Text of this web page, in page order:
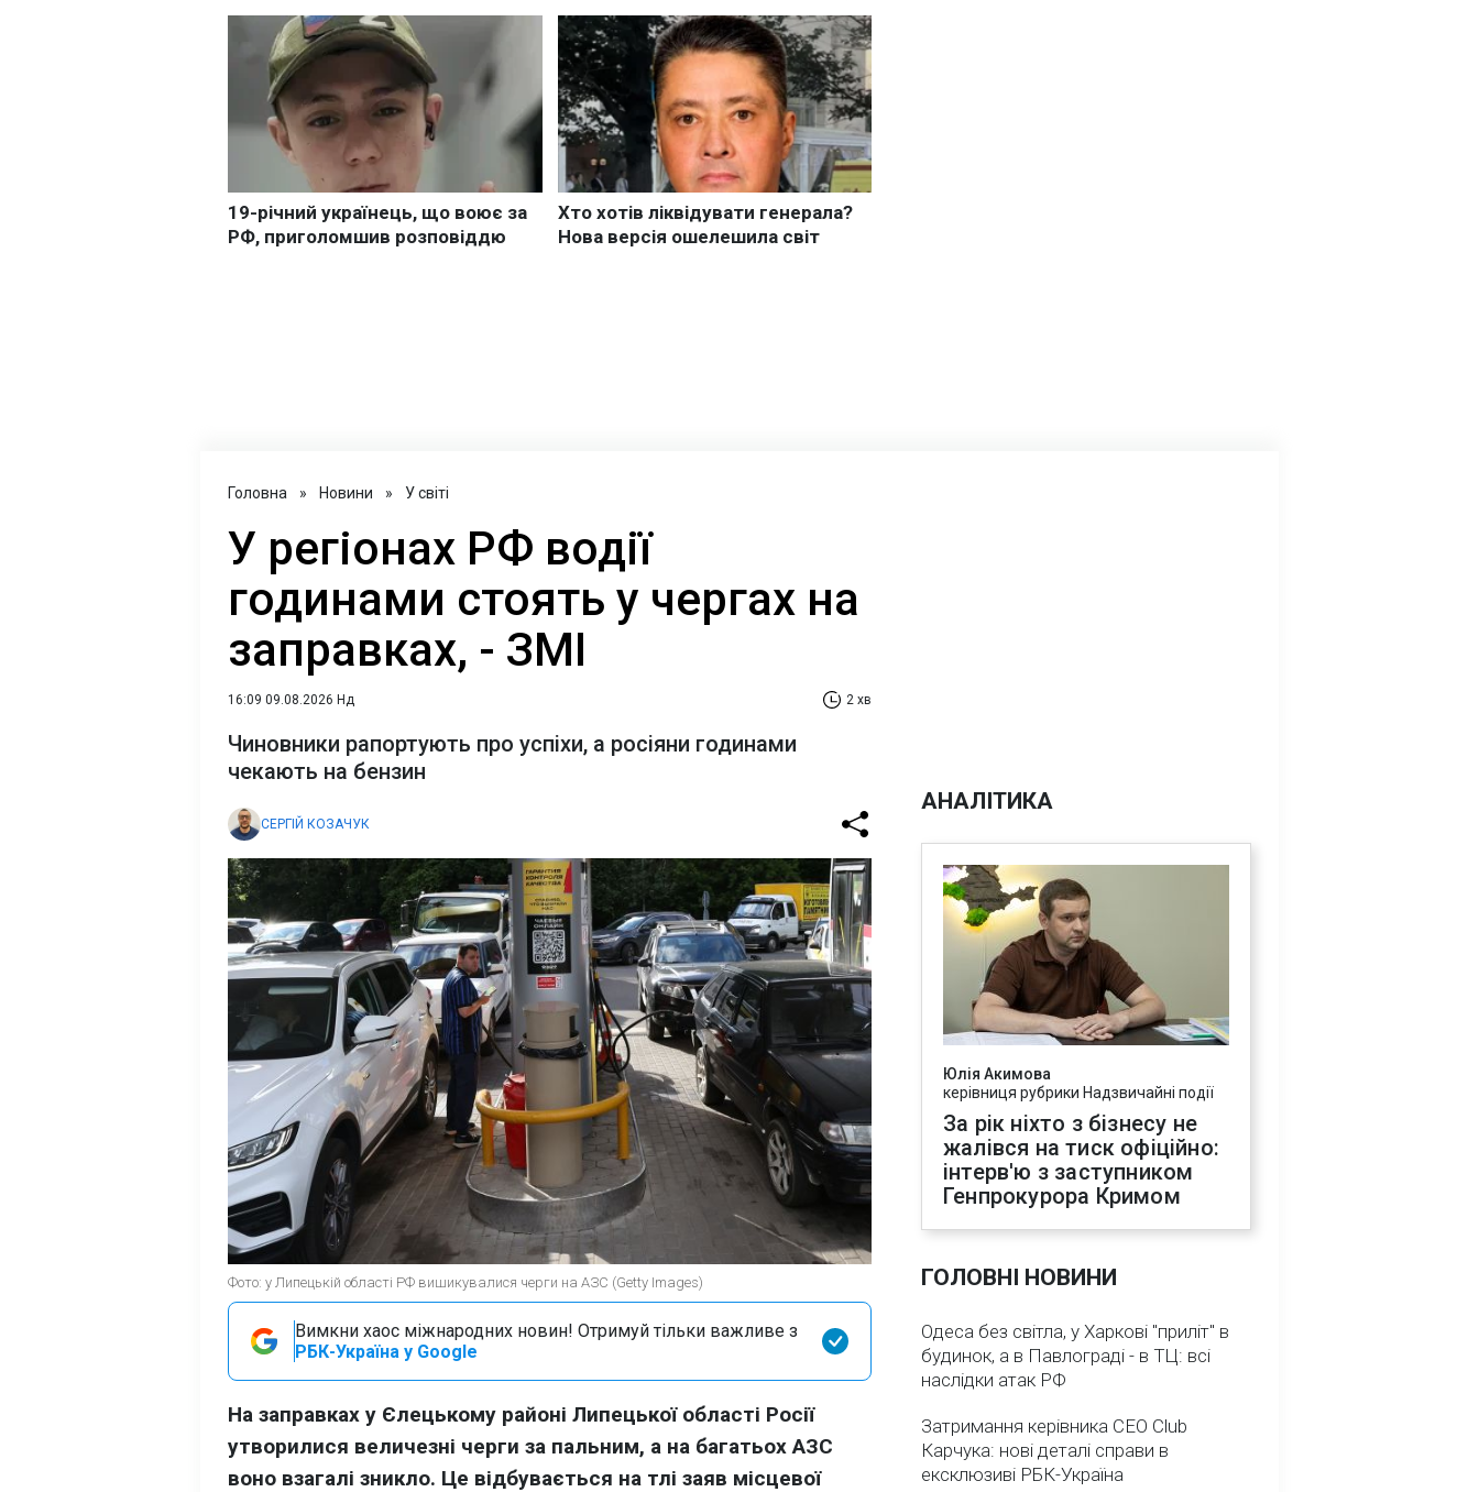
Головна » Новини » У світі
У регіонах РФ водії
годинами стоять у чергах на
заправках, - ЗМІ
16:09 09.08.2026 Нд 2 хв
Чиновники рапортують про успіхи, а росіяни годинами
чекають на бензин
СЕРГІЙ КОЗАЧУК
Фото: у Липецькій області РФ вишикувалися черги на АЗС (Getty Images)
Вимкни хаос міжнародних новин! Отримуй тільки важливе з
РБК-Україна у Google
На заправках у Єлецькому районі Липецької області Росії
утворилися величезні черги за пальним, а на багатьох АЗС
воно взагалі зникло. Це відбувається на тлі заяв місцевої
АНАЛІТИКА
Юлія Акимова
керівниця рубрики Надзвичайні події
За рік ніхто з бізнесу не
жалівся на тиск офіційно:
інтерв'ю з заступником
Генпрокурора Кримом
ГОЛОВНІ НОВИНИ
Одеса без світла, у Харкові "приліт" в
будинок, а в Павлограді - в ТЦ: всі
наслідки атак РФ
Затримання керівника CEO Club
Карчука: нові деталі справи в
ексклюзиві РБК-Україна